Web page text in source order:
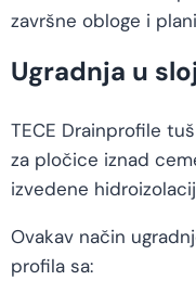
završne obloge i
Ugradnja u
TECE Drainprofile
za pločice iznad
izvedene
Ovakav način
profila sa: